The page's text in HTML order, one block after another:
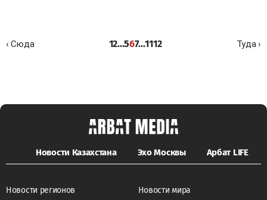
‹ Сюда 12...567...1112 Туда ›
Новости Казахстана Эхо Москвы Арбат LIFE
Новости регионов
Новости мира